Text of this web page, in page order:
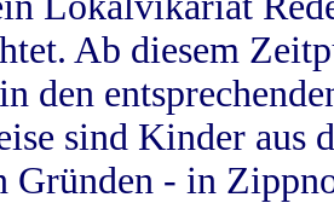
Ab diesem
den
sind Kinder aus
Gründen - in